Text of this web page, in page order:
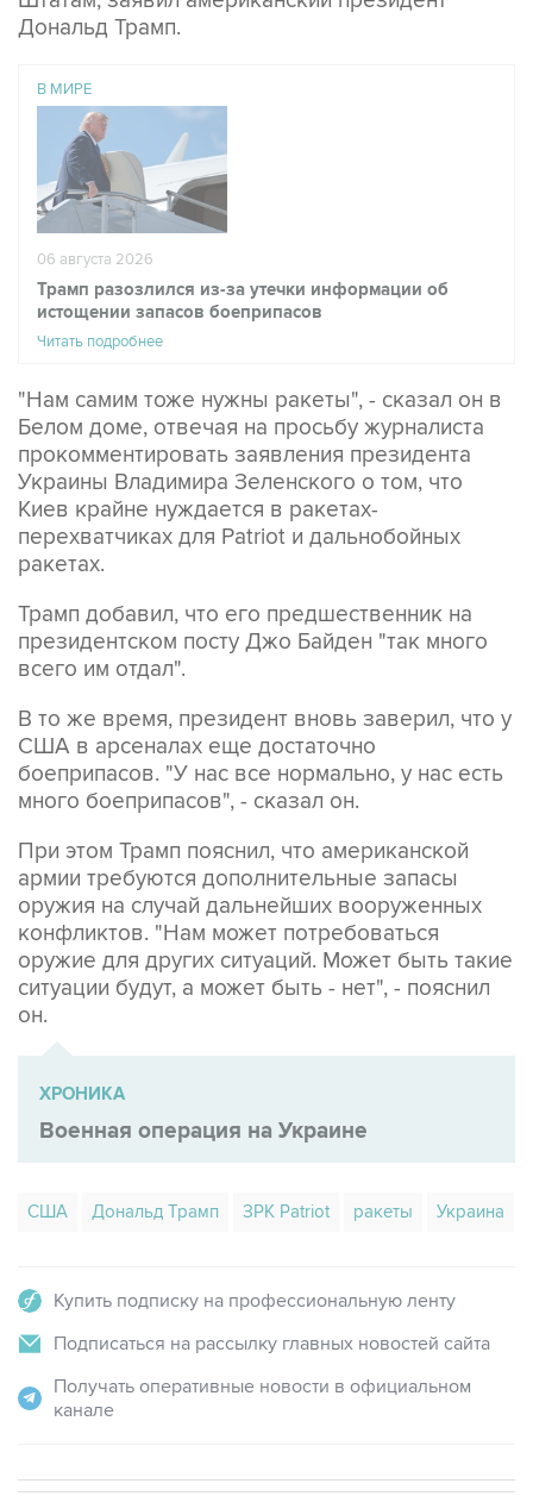
Дональд Трамп.
В МИРЕ
06 августа 2026
Трамп разозлился из-за утечки информации об
истощении запасов боеприпасов
Читать подробнее
"Нам самим тоже нужны ракеты", - сказал он в
Белом доме, отвечая на просьбу журналиста
прокомментировать заявления президента
Украины Владимира Зеленского о том, что
Киев крайне нуждается в ракетах-
перехватчиках для Patriot и дальнобойных
ракетах.
Трамп добавил, что его предшественник на
президентском посту Джо Байден "так много
всего им отдал".
В то же время, президент вновь заверил, что у
США в арсеналах еще достаточно
боеприпасов. "У нас все нормально, у нас есть
много боеприпасов", - сказал он.
При этом Трамп пояснил, что американской
армии требуются дополнительные запасы
оружия на случай дальнейших вооруженных
конфликтов. "Нам может потребоваться
оружие для других ситуаций. Может быть такие
ситуации будут, а может быть - нет", - пояснил
он.
ХРОНИКА
Военная операция на Украине
США Дональд Трамп ЗРК Patriot ракеты Украина
Купить подписку на профессиональную ленту
Подписаться на рассылку главных новостей сайта
Получать оперативные новости в официальном
канале